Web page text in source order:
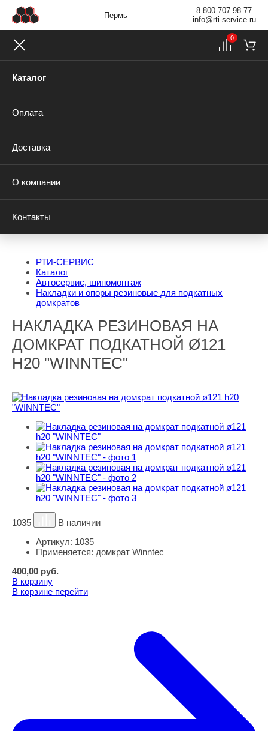
Пермь
8 800 707 98 77
info@rti-service.ru
Каталог
Оплата
Доставка
О компании
Контакты
0
РТИ-СЕРВИС
Каталог
Автосервис, шиномонтаж
Накладки и опоры резиновые для подкатных
домкратов
НАКЛАДКА РЕЗИНОВАЯ НА
ДОМКРАТ ПОДКАТНОЙ Ø121
H20 "WINNTEC"
1035
В наличии
Артикул: 1035
Применяется: домкрат Winntec
400,00 руб.
В корзину
В корзине перейти